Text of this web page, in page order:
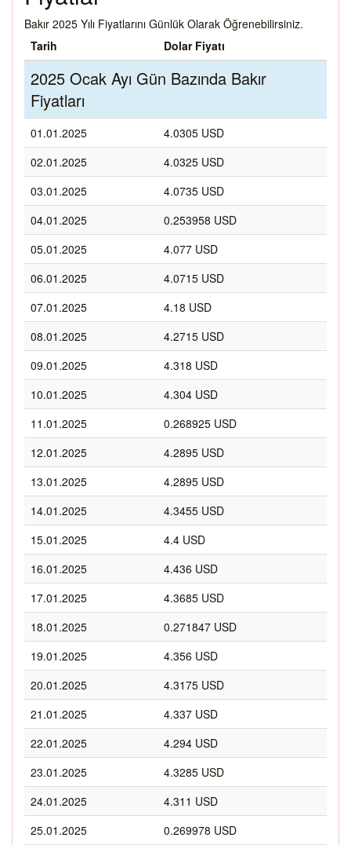
Bakır 2025 Yılı Fiyatlarını Günlük Olarak Öğrenebilirsiniz.
Tarih
Dolar Fiyatı
2025 Ocak Ayı Gün Bazında Bakır
Fiyatları
01.01.2025
4.0305 USD
02.01.2025
4.0325 USD
03.01.2025
4.0735 USD
04.01.2025
0.253958 USD
05.01.2025
4.077 USD
06.01.2025
4.0715 USD
07.01.2025
4.18 USD
08.01.2025
4.2715 USD
09.01.2025
4.318 USD
10.01.2025
4.304 USD
11.01.2025
0.268925 USD
12.01.2025
4.2895 USD
13.01.2025
4.2895 USD
14.01.2025
4.3455 USD
15.01.2025
4.4 USD
16.01.2025
4.436 USD
17.01.2025
4.3685 USD
18.01.2025
0.271847 USD
19.01.2025
4.356 USD
20.01.2025
4.3175 USD
21.01.2025
4.337 USD
22.01.2025
4.294 USD
23.01.2025
4.3285 USD
24.01.2025
4.311 USD
25.01.2025
0.269978 USD